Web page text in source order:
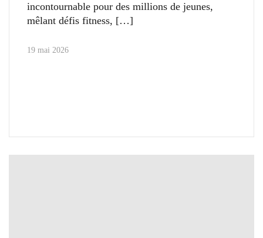
incontournable pour des millions de jeunes,
mêlant défis fitness,
19 mai 2026